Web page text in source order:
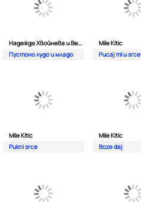
Надежда Хвойнева и Веселина Каналева
Пустоно лудо и младо
Mile Kitic
Pucaj mi u srce
Mile Kitic
Pukni srce
Mile Kitic
Boze daj